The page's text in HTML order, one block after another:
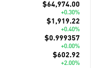
$64,974.00
+0.30%
$1,919.22
+0.40%
$0.999357
+0.00%
$602.92
+2.00%